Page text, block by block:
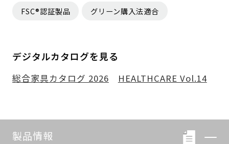
FSC®認証製品 グリーン購入法適合
デジタルカタログを見る
総合家具カタログ 2026 HEALTHCARE Vol.14
製品情報